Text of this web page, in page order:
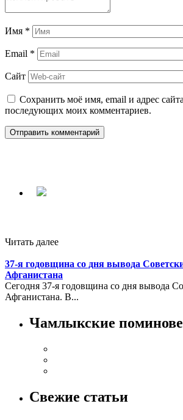
Имя *
Email *
Сайт
Сохранить моё имя, email и адрес
последующих моих комментариев.
Читать далее
37-я годовщина со дня вывода
Афганистана
Сегодня 37-я годовщина со дня вывода
Афганистана. В...
Чамлыкские
Свежие статьи